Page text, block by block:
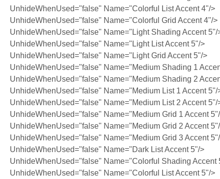
UnhideWhenUsed="false" Name="Colorful List Accent 4"/>
UnhideWhenUsed="false" Name="Colorful Grid Accent 4"/>
UnhideWhenUsed="false" Name="Light Shading Accent 5"/
UnhideWhenUsed="false" Name="Light List Accent 5"/>
UnhideWhenUsed="false" Name="Light Grid Accent 5"/>
UnhideWhenUsed="false" Name="Medium Shading 1
UnhideWhenUsed="false" Name="Medium Shading 2
UnhideWhenUsed="false" Name="Medium List 1 Accent 5"/
UnhideWhenUsed="false" Name="Medium List 2 Accent 5"/
UnhideWhenUsed="false" Name="Medium Grid 1 Accent
UnhideWhenUsed="false" Name="Medium Grid 2 Accent
UnhideWhenUsed="false" Name="Medium Grid 3 Accent
UnhideWhenUsed="false" Name="Dark List Accent 5"/>
UnhideWhenUsed="false" Name="Colorful Shading Accent
UnhideWhenUsed="false" Name="Colorful List Accent 5"/>